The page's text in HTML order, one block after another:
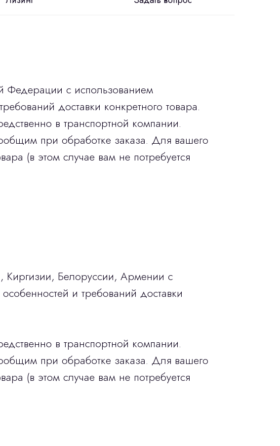
Федерации с использованием
доставки конкретного товара.
в транспортной компании.
при обработке заказа. Для вашего
(в этом случае вам не потребуется
Киргизии, Белоруссии, Армении с
и требований доставки
в транспортной компании.
при обработке заказа. Для вашего
(в этом случае вам не потребуется